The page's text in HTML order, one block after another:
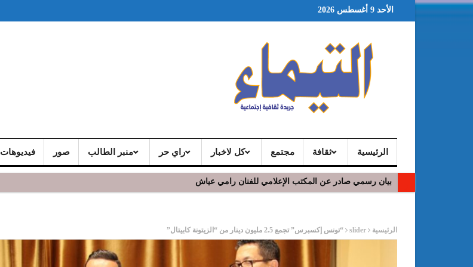
الأحد 9 أغسطس 2026
الرئيسية ثقافة مجتمع كل لاخبار راي حر منبر الطالب صور فيديوهات
بيان رسمي صادر عن المكتب الإعلامي للفنان رامي عياش
الرئيسية slider “تونس إكسبرس” تجمع 2.5 مليون دينار من “الزيتونة كابيتال”